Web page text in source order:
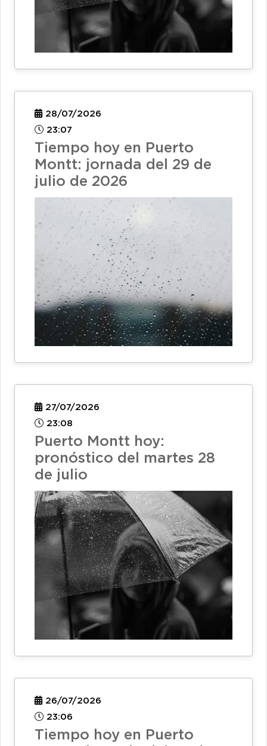
28/07/2026
23:07
Tiempo hoy en Puerto
Montt: jornada del 29 de
julio de 2026
27/07/2026
23:08
Puerto Montt hoy:
pronóstico del martes 28
de julio
26/07/2026
23:06
Tiempo hoy en Puerto